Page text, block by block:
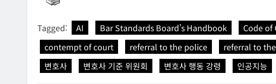
Tagged: AI Bar Standards Board’s Handbook
Code
contempt of court
referral to the police referral to
변호사
변호사 기준 위원회 변호사 행동 강령 인공지능